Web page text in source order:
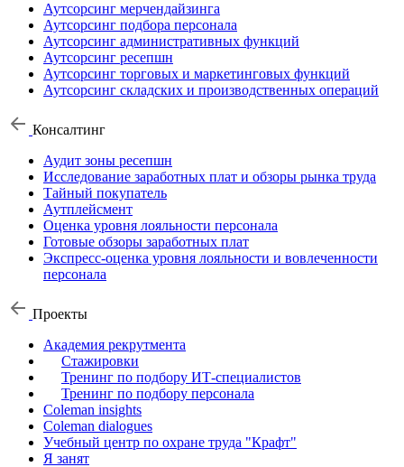
Аутсорсинг мерчендайзинга
Аутсорсинг подбора персонала
Аутсорсинг административных функций
Аутсорсинг ресепшн
Аутсорсинг торговых и маркетинговых функций
Аутсорсинг складских и производственных операций
Консалтинг
Аудит зоны ресепшн
Исследование заработных плат и обзоры рынка труда
Тайный покупатель
Аутплейсмент
Оценка уровня лояльности персонала
Готовые обзоры заработных плат
Экспресс-оценка уровня лояльности и вовлеченности
персонала
Проекты
Академия рекрутмента
Стажировки
Тренинг по подбору ИТ-специалистов
Тренинг по подбору персонала
Coleman insights
Coleman dialogues
Учебный центр по охране труда "Крафт"
Я занят